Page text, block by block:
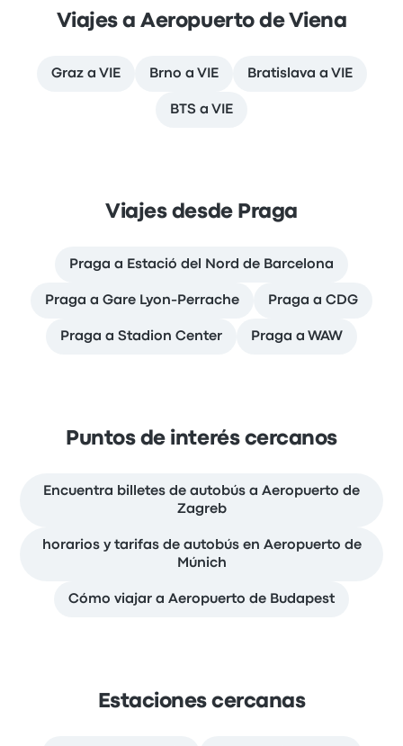
Viajes a Aeropuerto de Viena
Graz a VIE Brno a VIE Bratislava a VIE
BTS a VIE
Viajes desde Praga
Praga a Estació del Nord de Barcelona
Praga a Gare Lyon-Perrache Praga a CDG
Praga a Stadion Center Praga a WAW
Puntos de interés cercanos
Encuentra billetes de autobús a Aeropuerto de
Zagreb
horarios y tarifas de autobús en Aeropuerto de
Múnich
Cómo viajar a Aeropuerto de Budapest
Estaciones cercanas